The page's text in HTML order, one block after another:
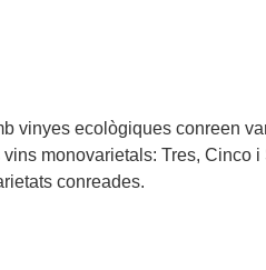
vinyes ecològiques conreen
monovarietals: Tres, Cinco
conreades.